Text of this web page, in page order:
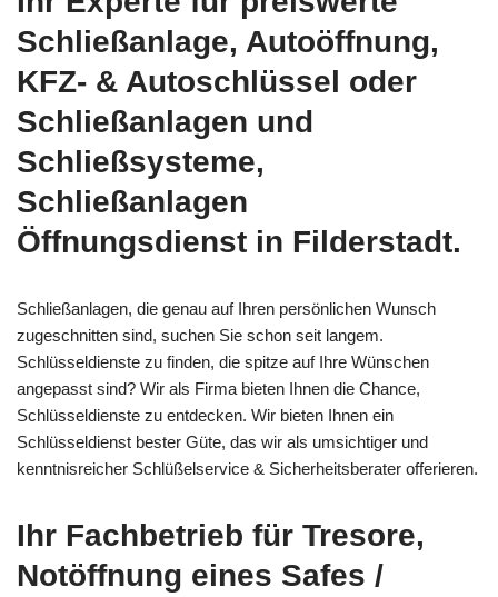
Schließanlage, Autoöffnung,
KFZ- & Autoschlüssel oder
Schließanlagen und
Schließsysteme,
Schließanlagen
Öffnungsdienst in Filderstadt.
Schließanlagen, die genau auf Ihren persönlichen Wunsch
zugeschnitten sind, suchen Sie schon seit langem.
Schlüsseldienste zu finden, die spitze auf Ihre Wünschen
angepasst sind? Wir als Firma bieten Ihnen die Chance,
Schlüsseldienste zu entdecken. Wir bieten Ihnen ein
Schlüsseldienst bester Güte, das wir als umsichtiger und
kenntnisreicher Schlüßelservice & Sicherheitsberater offerieren.
Ihr Fachbetrieb für Tresore,
Notöffnung eines Safes /